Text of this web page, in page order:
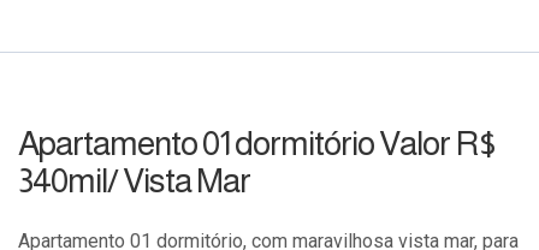
Apartamento 01 dormitório Valor R$
340mil/ Vista Mar
Apartamento 01 dormitório, com maravilhosa vista mar, para